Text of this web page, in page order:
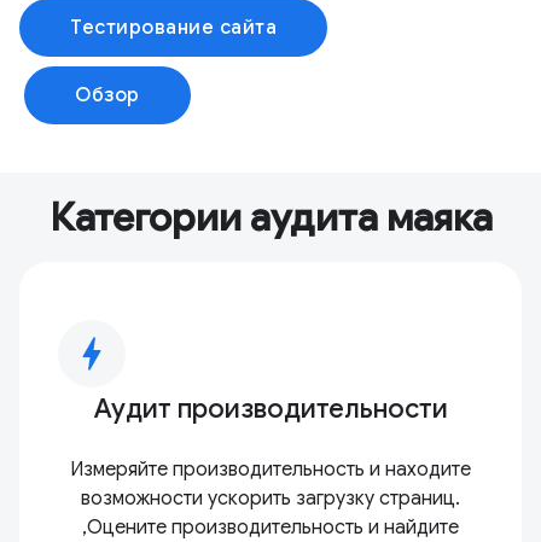
Тестирование сайта
Обзор
Категории аудита маяка
bolt
Аудит производительности
Измеряйте производительность и находите
возможности ускорить загрузку страниц.
,Оцените производительность и найдите